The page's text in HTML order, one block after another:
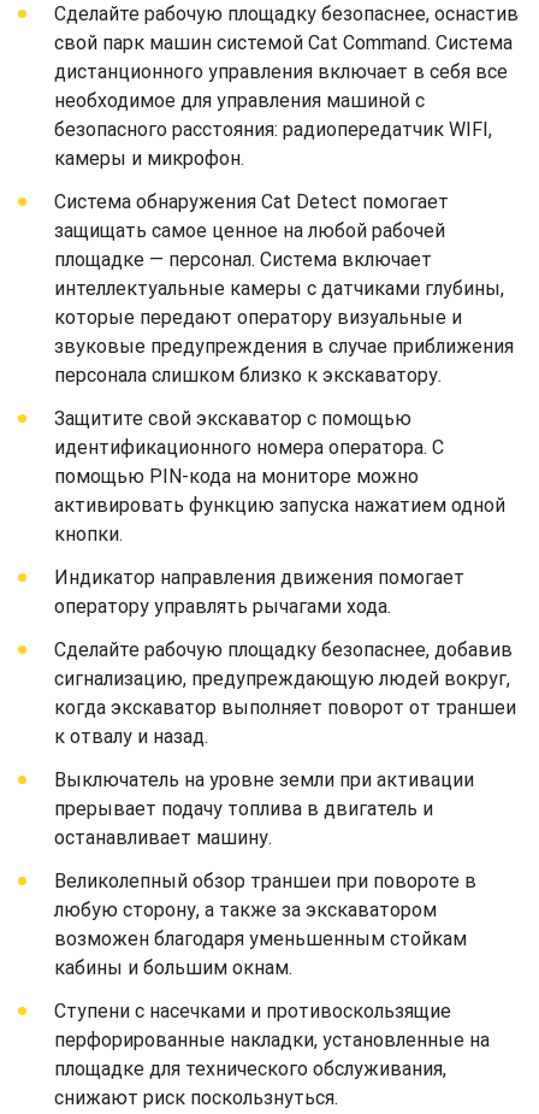
Сделайте рабочую площадку безопаснее, оснастив
свой парк машин системой Cat Command. Система
дистанционного управления включает в себя все
необходимое для управления машиной с
безопасного расстояния: радиопередатчик WIFI,
камеры и микрофон.
Система обнаружения Cat Detect помогает
защищать самое ценное на любой рабочей
площадке — персонал. Система включает
интеллектуальные камеры с датчиками глубины,
которые передают оператору визуальные и
звуковые предупреждения в случае приближения
персонала слишком близко к экскаватору.
Защитите свой экскаватор с помощью
идентификационного номера оператора. С
помощью PIN-кода на мониторе можно
активировать функцию запуска нажатием одной
кнопки.
Индикатор направления движения помогает
оператору управлять рычагами хода.
Сделайте рабочую площадку безопаснее, добавив
сигнализацию, предупреждающую людей вокруг,
когда экскаватор выполняет поворот от траншеи
к отвалу и назад.
Выключатель на уровне земли при активации
прерывает подачу топлива в двигатель и
останавливает машину.
Великолепный обзор траншеи при повороте в
любую сторону, а также за экскаватором
возможен благодаря уменьшенным стойкам
кабины и большим окнам.
Ступени с насечками и противоскользящие
перфорированные накладки, установленные на
площадке для технического обслуживания,
снижают риск поскользнуться.